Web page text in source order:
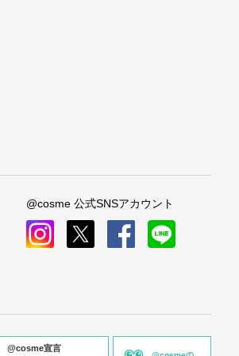
@cosme 公式SNSアカウント
@cosme宣言